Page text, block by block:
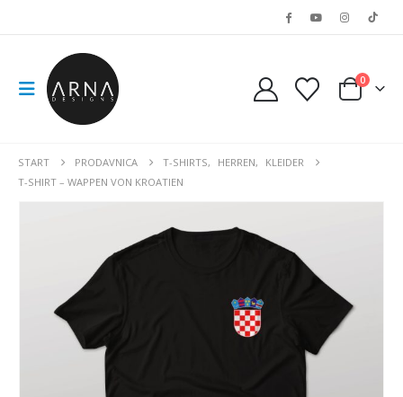
0
START PRODAVNICA T-SHIRTS, HERREN,
KLEIDER
T-SHIRT – WAPPEN VON KROATIEN